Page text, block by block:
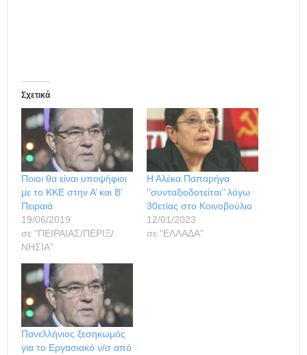
Σχετικά
Ποιοι θα είναι υποψήφιοι
με το ΚΚΕ στην Α’ και Β’
Πειραιά
19/06/2019
σε "ΠΕΙΡΑΙΑΣ/ΠΕΡΙΞ/
ΝΗΣΙΑ"
Η Αλέκα Παπαρήγα
‘’συνταξιοδοτείται’’ λόγω
30ετίας στο Κοινοβούλιο
12/01/2023
σε "ΕΛΛΑΔΑ"
Πανελλήνιος ξεσηκωμός
για το Εργασιακό ν/σ από